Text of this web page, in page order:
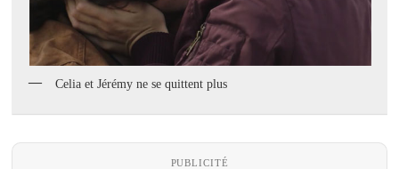
Celia et Jérémy ne se quittent plus
PUBLICITÉ